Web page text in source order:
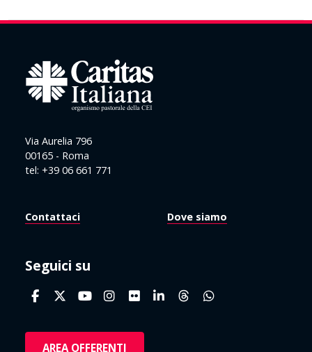
Via Aurelia 796
00165 - Roma
tel: +39 06 661 771
Contattaci Dove siamo
Seguici su
AREA OFFERENTI